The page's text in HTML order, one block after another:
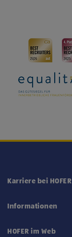
Karriere bei HOFER
Informationen
HOFER im Web